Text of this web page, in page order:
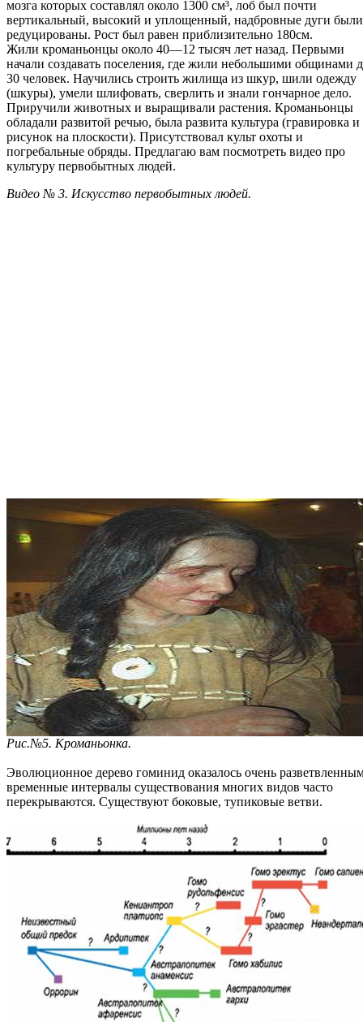
мозга которых составлял около 1300 см³, лоб был почти
вертикальный, высокий и уплощенный, надбровные дуги были
редуцированы. Рост был равен приблизительно 180см.
Жили кроманьонцы около 40—12 тысяч лет назад. Первыми
начали создавать поселения, где жили небольшими общинами
30 человек. Научились строить жилища из шкур, шили одежду
(шкуры), умели шлифовать, сверлить и знали гончарное дело.
Приручили животных и выращивали растения. Кроманьонцы
обладали развитой речью, была развита культура (гравировка и
рисунок на плоскости). Присутствовал культ охоты и
погребальные обряды. Предлагаю вам посмотреть видео про
культуру первобытных людей.
Видео № 3. Искусство первобытных людей.
Рис.№5. Кроманьонка.
Эволюционное дерево гоминид оказалось очень
временные интервалы существования многих видов часто
перекрываются. Существуют боковые, тупиковые ветви.